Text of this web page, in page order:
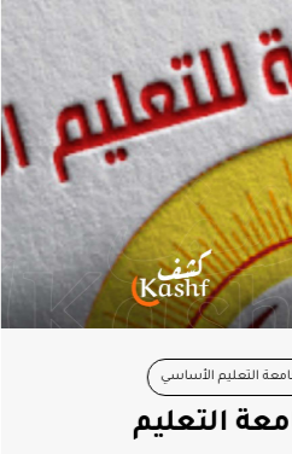
الأساسي
#وزارة التربية
التعليم